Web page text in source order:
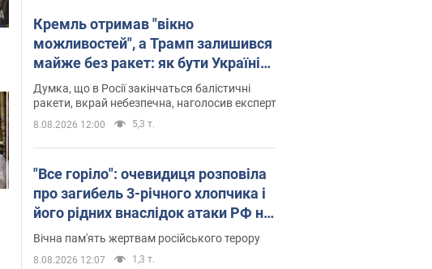
Кремль отримав "вікно
можливостей", а Трамп залишився
майже без ракет: як бути Україні?
Інтерв’ю з Мельником
Думка, що в Росії закінчаться балістичні
ракети, вкрай небезпечна, наголосив експерт
8.08.2026 12:00 5,3 т.
"Все горіло": очевидиця розповіла
про загибель 3-річного хлопчика і
його рідних внаслідок атаки РФ на
Київщину. Відео та фото
Вічна пам'ять жертвам російського терору
8.08.2026 12:07 1,3 т.